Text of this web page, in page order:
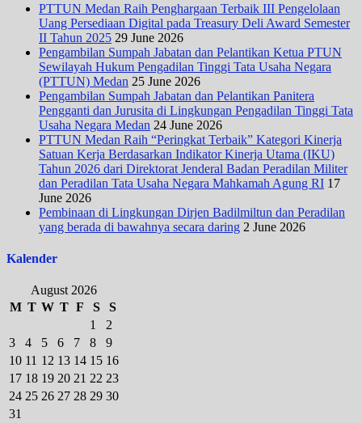
PTTUN Medan Raih Penghargaan Terbaik III Pengelolaan
Uang Persediaan Digital pada Treasury Deli Award Semester
II Tahun 2025 29 June 2026
Pengambilan Sumpah Jabatan dan Pelantikan Ketua PTUN
Sewilayah Hukum Pengadilan Tinggi Tata Usaha Negara
(PTTUN) Medan 25 June 2026
Pengambilan Sumpah Jabatan dan Pelantikan Panitera
Pengganti dan Jurusita di Lingkungan Pengadilan Tinggi Tata
Usaha Negara Medan 24 June 2026
PTTUN Medan Raih “Peringkat Terbaik” Kategori Kinerja
Satuan Kerja Berdasarkan Indikator Kinerja Utama (IKU)
Tahun 2026 dari Direktorat Jenderal Badan Peradilan Militer
dan Peradilan Tata Usaha Negara Mahkamah Agung RI 17
June 2026
Pembinaan di Lingkungan Dirjen Badilmiltun dan Peradilan
yang berada di bawahnya secara daring 2 June 2026
Kalender
August 2026
M T W T F S
S
1
2
3
4 5 6 7 8
9
10 11 12 13 14 15 16
17 18 19 20 21 22 23
24 25 26 27 28 29 30
31